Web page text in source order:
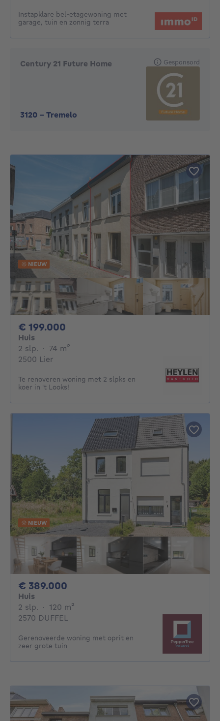
Instapklare bel-etagewoning met
garage, tuin en zonnig terra
Century 21 Future Home
3120 - Tremelo
Gesponsord
NIEUW
€ 199.000
Huis
2 slp. 2 slaapkamers
· 74 m²
2500 Lier
Te renoveren woning met 2 slpks en
koer in 't Looks!
NIEUW
€ 389.000
Huis
2 slp. 2 slaapkamers
· 120 m²
2570 DUFFEL
Gerenoveerde woning met oprit en
zeer grote tuin